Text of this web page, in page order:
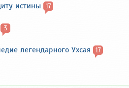
истины 17
3
легендарного Ухсая 17